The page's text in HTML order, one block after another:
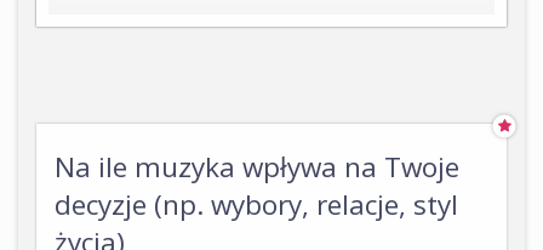
Na ile muzyka wpływa na Twoje
decyzje (np. wybory, relacje, styl
życia)